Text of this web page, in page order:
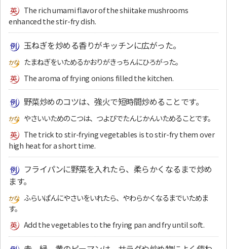
The rich umami flavor of the shiitake mushrooms
enhanced the stir-fry dish.
玉ねぎを炒める香りがキッチンに広がった。
たまねぎをいためるかおりがきっちんにひろがった。
The aroma of frying onions filled the kitchen.
野菜炒めのコツは、強火で短時間炒めることです。
やさいいためのこつは、つよびでたんじかんいためることです。
The trick to stir-frying vegetables is to stir-fry them over
high heat for a short time.
フライパンに野菜を入れたら、柔らかくなるまで炒め
ます。
ふらいぱんにやさいをいれたら、やわらかくなるまでいためま
す。
Add the vegetables to the frying pan and fry until soft.